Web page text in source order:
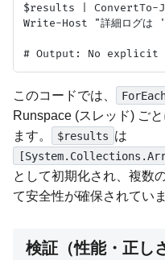
$results | ConvertTo-
Write-Host "詳細ログは
このコードでは、
Runspace (スレッド) ご
ます。
$results は
として初期化され、複数
て安全性が確保されていま
検証（性能・正し